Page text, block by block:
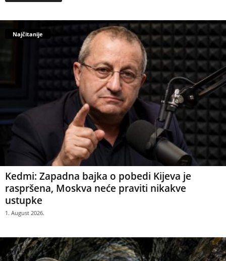
Najčitanije
Kedmi: Zapadna bajka o pobedi Kijeva je
raspršena, Moskva neće praviti nikakve
ustupke
1. August 2026.